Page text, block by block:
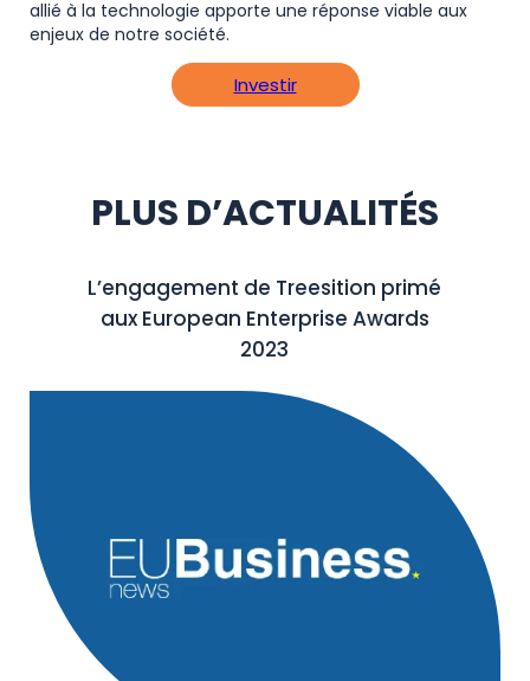
allié à la technologie apporte une réponse viable aux
enjeux de notre société.
Investir
PLUS D’ACTUALITÉS
L’engagement de Treesition primé
aux European Enterprise Awards
2023